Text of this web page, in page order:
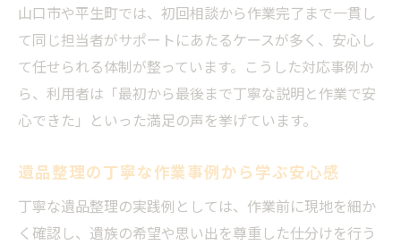
山口市や平生町では、初回相談から作業完了まで一貫し
て同じ担当者がサポートにあたるケースが多く、安心し
て任せられる体制が整っています。こうした対応事例か
ら、利用者は「最初から最後まで丁寧な説明と作業で安
心できた」といった満足の声を挙げています。
遺品整理の丁寧な作業事例から学ぶ安心感
丁寧な遺品整理の実践例としては、作業前に現地を細か
く確認し、遺族の希望や思い出を尊重した仕分けを行う